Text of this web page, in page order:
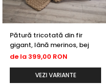
Pătură tricotată din fir
gigant, lână merinos, bej
de la 399,00 RON
VEZI VARIANTE